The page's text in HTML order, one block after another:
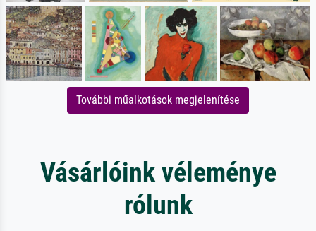
További műalkotások megjelenítése
Vásárlóink véleménye
rólunk